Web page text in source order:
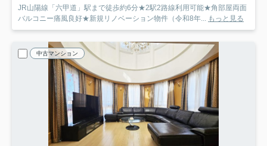
JR山陽線「六甲道」駅まで徒歩約6分★2駅2路線利用可能★角部屋両面
バルコニー痛風良好★新規リノベーション物件（令和8年... もっと見る
中古マンション